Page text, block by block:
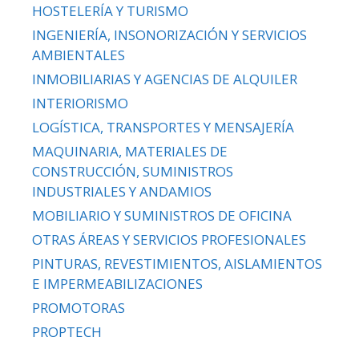
HOSTELERÍA Y TURISMO
INGENIERÍA, INSONORIZACIÓN Y SERVICIOS
AMBIENTALES
INMOBILIARIAS Y AGENCIAS DE ALQUILER
INTERIORISMO
LOGÍSTICA, TRANSPORTES Y MENSAJERÍA
MAQUINARIA, MATERIALES DE
CONSTRUCCIÓN, SUMINISTROS
INDUSTRIALES Y ANDAMIOS
MOBILIARIO Y SUMINISTROS DE OFICINA
OTRAS ÁREAS Y SERVICIOS PROFESIONALES
PINTURAS, REVESTIMIENTOS, AISLAMIENTOS
E IMPERMEABILIZACIONES
PROMOTORAS
PROPTECH